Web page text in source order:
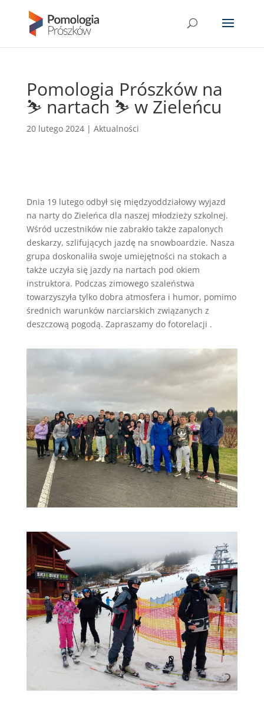
Pomologia Prószków na
⛷ nartach ⛷ w Zieleńcu
20 lutego 2024| Aktualności
Dnia 19 lutego odbył się międzyoddziałowy wyjazd
na narty do Zieleńca dla naszej młodzieży szkolnej.
Wśród uczestników nie zabrakło także zapalonych
deskarzy, szlifujących jazdę na snowboardzie. Nasza
grupa doskonaliła swoje umiejętności na stokach a
także uczyła się jazdy na nartach pod okiem
instruktora. Podczas zimowego szaleństwa
towarzyszyła tylko dobra atmosfera i humor, pomimo
średnich warunków narciarskich związanych z
deszczową pogodą. Zapraszamy do fotorelacji .